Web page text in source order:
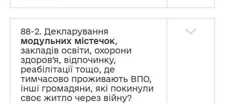
88-2. Декларування
модульних містечок,
закладів освіти, охорони
здоров’я, відпочинку,
реабілітації тощо, де
тимчасово проживають ВПО,
інші громадяни, які покинули
своє житло через війну?